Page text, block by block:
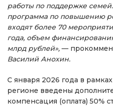
работы по поддержке
программа по повышению
входят более 70
года, объем
млрд рублей», —
Василий Анохин.
С января 2026 года в
регионе введены
компенсация (оплата) 50%